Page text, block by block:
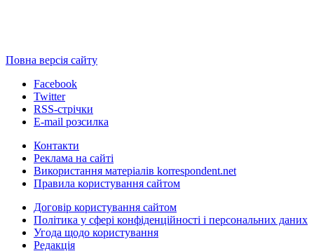
Повна версія сайту
Facebook
Twitter
RSS-стрічки
E-mail розсилка
Контакти
Реклама на сайті
Використання матеріалів korrespondent.net
Правила користування сайтом
Договір користування сайтом
Політика у сфері конфіденційності і персональних даних
Угода щодо користування
Редакція